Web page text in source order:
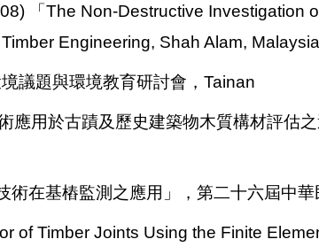
「The Non-Destructive Investigation
Engineering, Shah Alam, Malaysia
議題與環境教育研討會，Tainan
應用於古蹟及歷史建築物木質構材評估
術在基樁監測之應用」，第二十六屆中
of Timber Joints Using the Finite